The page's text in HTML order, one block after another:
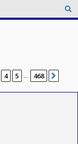
ă
468
4 5 468